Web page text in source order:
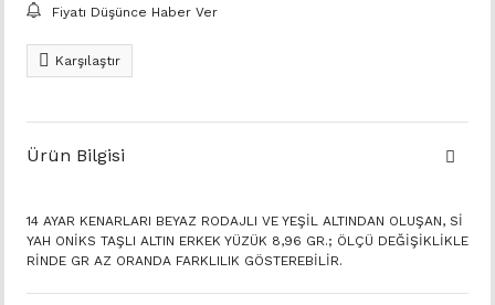
Fiyatı Düşünce Haber Ver
Karşılaştır
Ürün Bilgisi
14 AYAR KENARLARI BEYAZ RODAJLI VE YEŞİL ALTINDAN OLUŞAN, Sİ
YAH ONİKS TAŞLI ALTIN ERKEK YÜZÜK 8,96 GR.; ÖLÇÜ DEĞİŞİKLİKLE
RİNDE GR AZ ORANDA FARKLILIK GÖSTEREBİLİR.